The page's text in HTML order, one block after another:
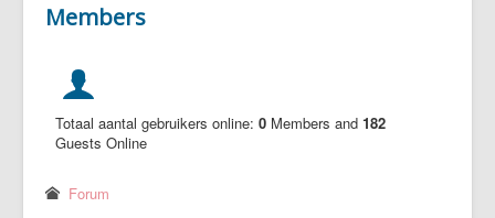
Members
Totaal aantal gebruikers online: 0 Members and 182
Guests Online
Forum